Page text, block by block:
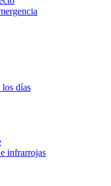
días
infrarrojas